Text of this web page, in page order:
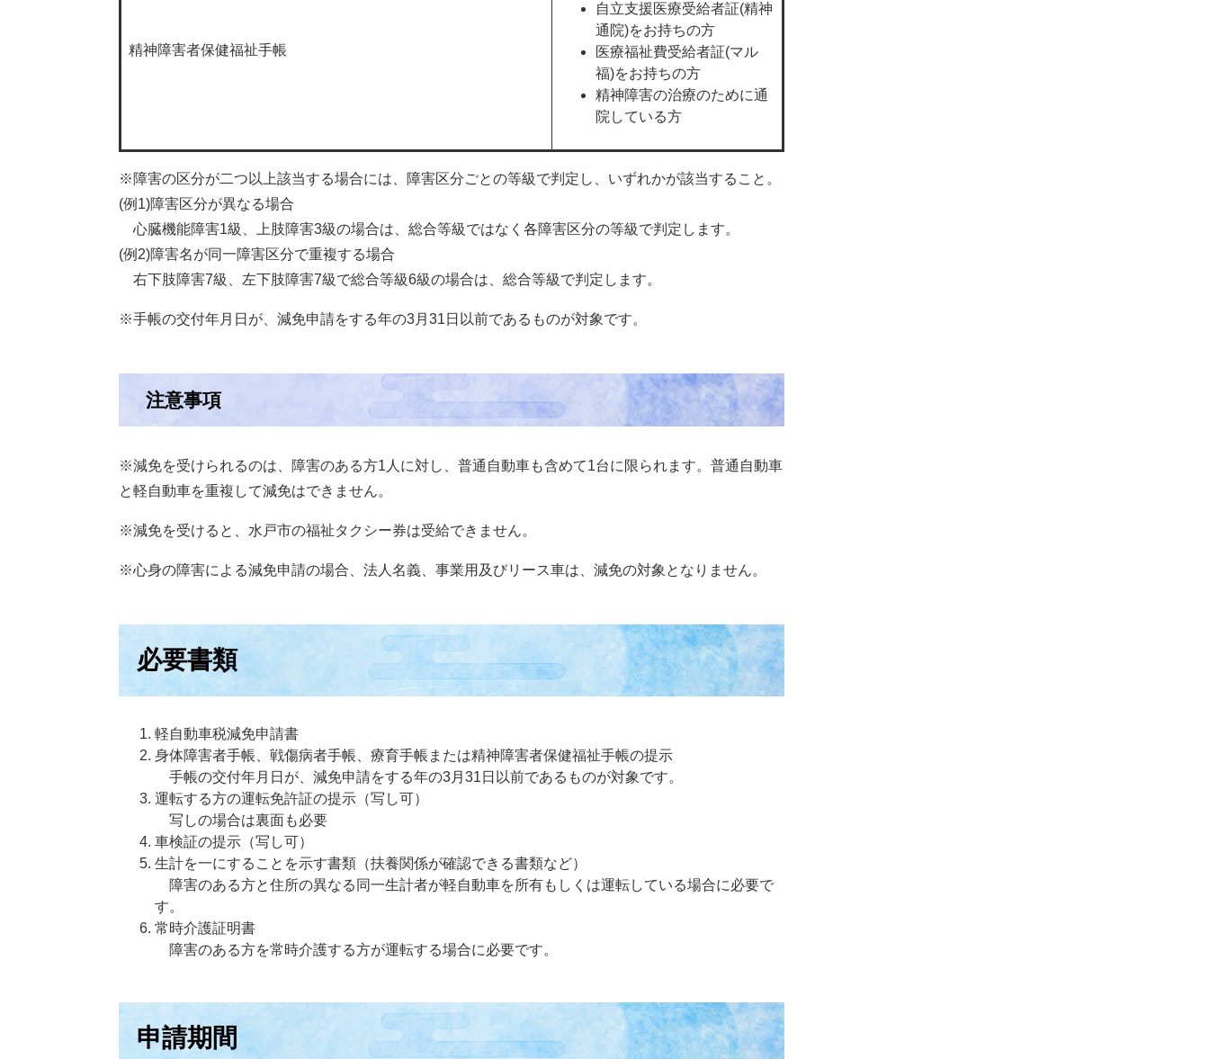
精神障害者保健福祉手帳
自立支援医療受給者証(精神
通院)をお持ちの方
医療福祉費受給者証(マル
福)をお持ちの方
精神障害の治療のために通
院している方
※障害の区分が二つ以上該当する場合には、障害区分ごとの等級で判定し、いずれかが該当すること。
(例1)障害区分が異なる場合
心臓機能障害1級、上肢障害3級の場合は、総合等級ではなく各障害区分の等級で判定します。
(例2)障害名が同一障害区分で重複する場合
右下肢障害7級、左下肢障害7級で総合等級6級の場合は、総合等級で判定します。
※手帳の交付年月日が、減免申請をする年の3月31日以前であるものが対象です。
注意事項
※減免を受けられるのは、障害のある方1人に対し、普通自動車も含めて1台に限られます。普通自動車
と軽自動車を重複して減免はできません。
※減免を受けると、水戸市の福祉タクシー券は受給できません。
※心身の障害による減免申請の場合、法人名義、事業用及びリース車は、減免の対象となりません。
必要書類
軽自動車税減免申請書
身体障害者手帳、戦傷病者手帳、療育手帳または精神障害者保健福祉手帳の提示
手帳の交付年月日が、減免申請をする年の3月31日以前であるものが対象です。
運転する方の運転免許証の提示（写し可）
写しの場合は裏面も必要
車検証の提示（写し可）
生計を一にすることを示す書類（扶養関係が確認できる書類など）
障害のある方と住所の異なる同一生計者が軽自動車を所有もしくは運転している場合に必要で
す。
常時介護証明書
障害のある方を常時介護する方が運転する場合に必要です。
申請期間